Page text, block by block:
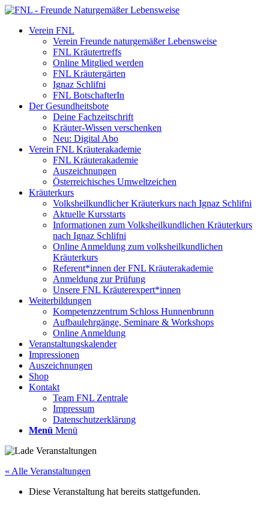
Verein FNL
Verein Freunde naturgemäßer Lebensweise
FNL Kräutertreffs
Online Mitglied werden
FNL Kräutergärten
Ignaz Schlifni
FNL BotschafterIn
Der Gesundheitsbote
Deine Fachzeitschrift
Kräuter-Wissen verschenken
Neu: Digital Abo
Verein FNL Kräuterakademie
FNL Kräuterakademie
Auszeichnungen
Österreichisches Umweltzeichen
Kräuterkurs
Volksheilkundlicher Kräuterkurs nach Ignaz Schlifni
Aktuelle Kursstarts
Informationen zum Volksheilkundlichen Kräuterkurs
nach Ignaz Schlifni
Online Anmeldung zum volksheilkundlichen
Kräuterkurs
Referent*innen der FNL Kräuterakademie
Anmeldung zur Prüfung
Unsere FNL Kräuterexpert*innen
Weiterbildungen
Kompetenzzentrum Schloss Hunnenbrunn
Aufbaulehrgänge, Seminare & Workshops
Online Anmeldung
Veranstaltungskalender
Impressionen
Auszeichnungen
Shop
Kontakt
Team FNL Zentrale
Impressum
Datenschutzerklärung
Menü Menü
« Alle Veranstaltungen
Diese Veranstaltung hat bereits stattgefunden.